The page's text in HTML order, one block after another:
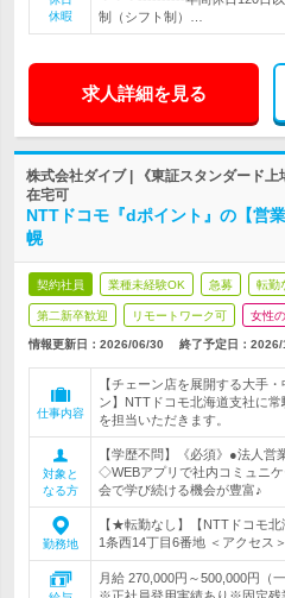
休暇
制（シフト制）…
求人詳細を見る
株式会社ダイブ | 《東証スタンダード上
在宅可
NTTドコモ『dポイント』の【営
幌
契約社員 業種未経験OK 急募 転勤
第二新卒歓迎 リモートワーク可 女性
情報更新日：2026/06/30 終了予定日： 2026/
仕事内容
【チェーン店を展開する大手
ン】NTTドコモ北海道支社に
を担当いただきます。
対象と
なる方
【学歴不問】《必須》●法人営
◇WEBアプリで社内コミュニ
会で学び続ける機会が豊富♪
勤務地
【★転勤なし】【NTTドコモ
1条西14丁目6番地 ＜アクセス
月給 270,000円～500,000円（